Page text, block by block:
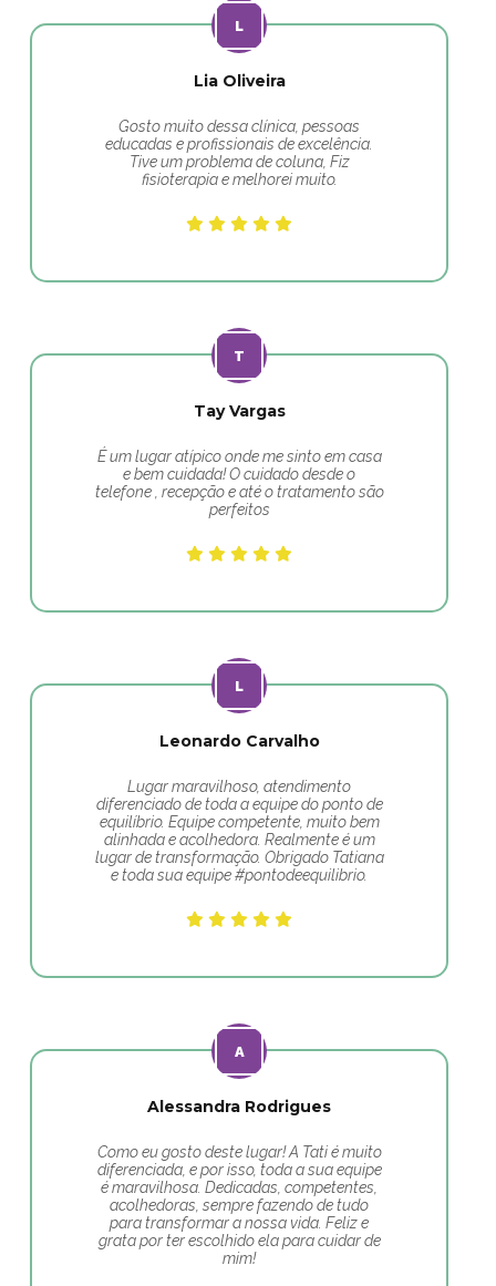
Lia Oliveira
Gosto muito dessa clínica, pessoas
educadas e profissionais de excelência.
Tive um problema de coluna, Fiz
fisioterapia e melhorei muito.
Tay Vargas
É um lugar atípico onde me sinto em casa
e bem cuidada! O cuidado desde o
telefone , recepção e até o tratamento são
perfeitos
Leonardo Carvalho
Lugar maravilhoso, atendimento
diferenciado de toda a equipe do ponto de
equilíbrio. Equipe competente, muito bem
alinhada e acolhedora. Realmente é um
lugar de transformação. Obrigado Tatiana
e toda sua equipe #pontodeequilibrio.
Alessandra Rodrigues
Como eu gosto deste lugar! A Tati é muito
diferenciada, e por isso, toda a sua equipe
é maravilhosa. Dedicadas, competentes,
acolhedoras, sempre fazendo de tudo
para transformar a nossa vida. Feliz e
grata por ter escolhido ela para cuidar de
mim!